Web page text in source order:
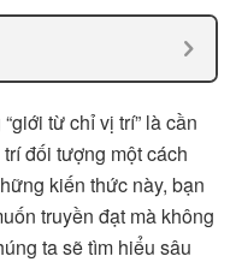
từ chỉ vị trí” là cần
đối tượng một cách
kiến thức này, bạn
truyền đạt mà không
ta sẽ tìm hiểu sâu